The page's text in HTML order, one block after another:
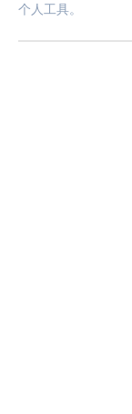
个人工具。